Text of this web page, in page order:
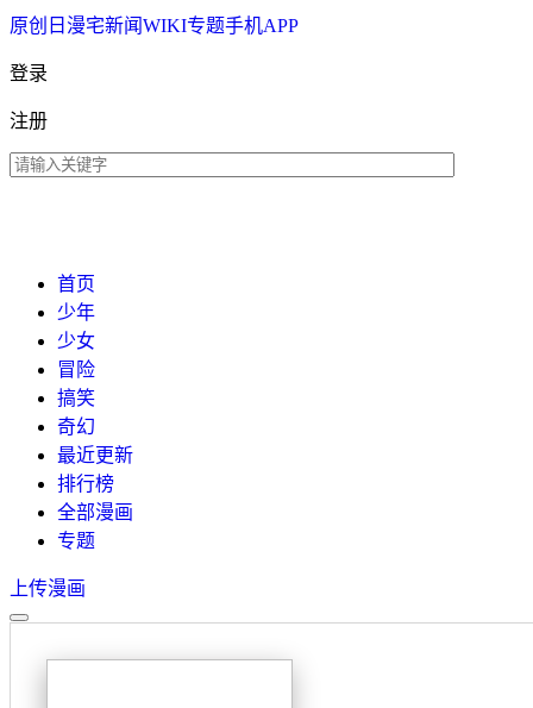
原创 日漫宅新闻WIKI专题手机APP
登录
注册
首页
少年
少女
冒险
搞笑
奇幻
最近更新
排行榜
全部漫画
专题
上传漫画